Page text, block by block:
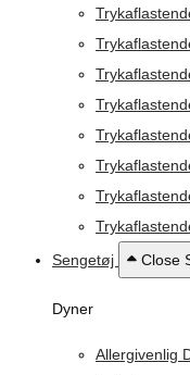
Sengetøj
Close
Dyner
Allergivenlig